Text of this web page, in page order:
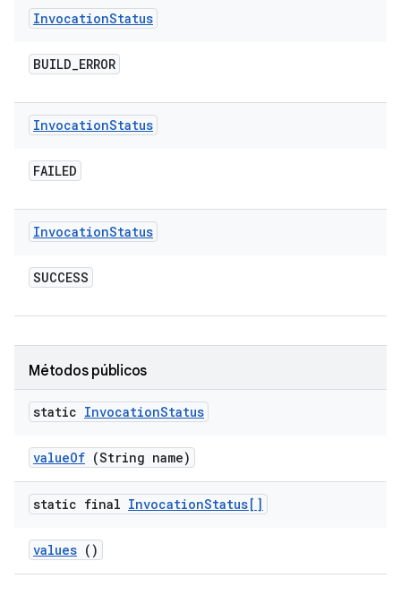
InvocationStatus
BUILD_ERROR
InvocationStatus
FAILED
InvocationStatus
SUCCESS
Métodos públicos
static InvocationStatus
valueOf (String name)
static final InvocationStatus[]
values ()